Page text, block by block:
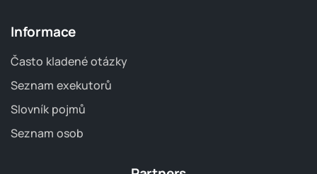
Informace
Často kladené otázky
Seznam exekutorů
Slovník pojmů
Seznam osob